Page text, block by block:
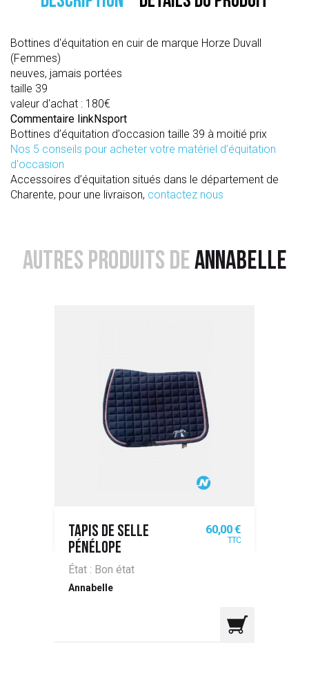
Bottines d'équitation en cuir de marque Horze Duvall
(Femmes)
neuves, jamais portées
taille 39
valeur d'achat : 180€
Commentaire linkNsport
Bottines d’équitation d’occasion taille 39 à moitié prix
Nos 5 conseils pour acheter votre matériel d’équitation
d'occasion
Accessoires d’équitation situés dans le département de
Charente, pour une livraison, contactez nous
AUTRES PRODUITS DEANNABELLE
TAPIS DE SELLE
PÉNÉLOPE
Prix
60,00 €
TTC
État : Bon état
Annabelle